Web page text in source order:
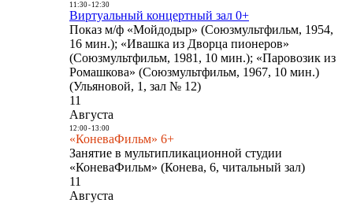
11:30- 12:30
Виртуальный концертный зал 0+
Показ м/ф «Мойдодыр» (Союзмультфильм, 1954,
16 мин.); «Ивашка из Дворца пионеров»
(Союзмультфильм, 1981, 10 мин.); «Паровозик из
Ромашкова» (Союзмультфильм, 1967, 10 мин.)
(Ульяновой, 1, зал № 12)
11
Августа
12:00- 13:00
«КоневаФильм» 6+
Занятие в мультипликационной студии
«КоневаФильм» (Конева, 6, читальный зал)
11
Августа